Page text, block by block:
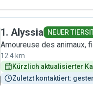
1. Alyssia NEUER
Amoureuse des animaux,
12.4 km
Kürzlich aktualisierter
Zuletzt kontaktiert: